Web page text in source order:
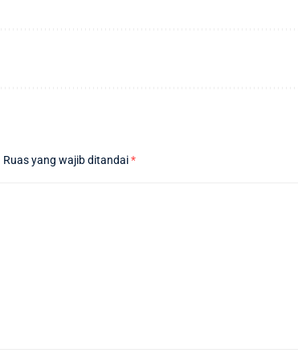
Ruas yang wajib ditandai*